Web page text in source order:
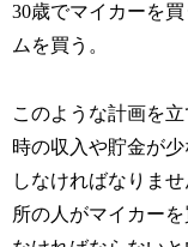
30歳でマイカーを
ムを買う。
このような計画を
時の収入や貯金が
しなければなりま
所の人がマイカー